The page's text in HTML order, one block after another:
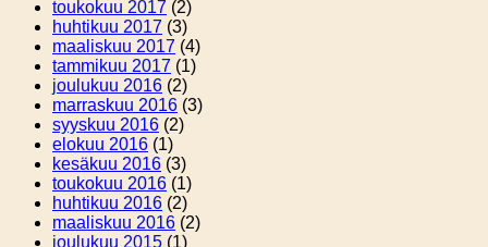
toukokuu 2017 (2)
huhtikuu 2017 (3)
maaliskuu 2017 (4)
tammikuu 2017 (1)
joulukuu 2016 (2)
marraskuu 2016 (3)
syyskuu 2016 (2)
elokuu 2016 (1)
kesäkuu 2016 (3)
toukokuu 2016 (1)
huhtikuu 2016 (2)
maaliskuu 2016 (2)
joulukuu 2015 (1)